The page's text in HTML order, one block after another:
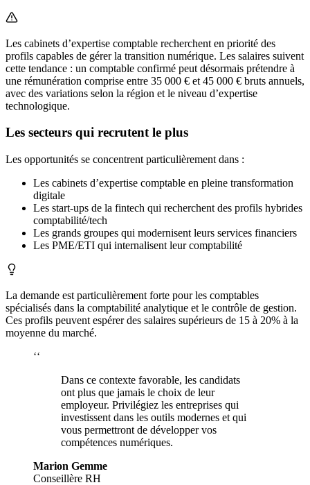
Les cabinets d’expertise comptable recherchent en priorité des
profils capables de gérer la transition numérique. Les salaires suivent
cette tendance : un comptable confirmé peut désormais prétendre à
une rémunération comprise entre 35 000 € et 45 000 € bruts annuels,
avec des variations selon la région et le niveau d’expertise
technologique.
Les secteurs qui recrutent le plus
Les opportunités se concentrent particulièrement dans :
Les cabinets d’expertise comptable en pleine transformation
digitale
Les start-ups de la fintech qui recherchent des profils hybrides
comptabilité/tech
Les grands groupes qui modernisent leurs services financiers
Les PME/ETI qui internalisent leur comptabilité
La demande est particulièrement forte pour les comptables
spécialisés dans la comptabilité analytique et le contrôle de gestion.
Ces profils peuvent espérer des salaires supérieurs de 15 à 20% à la
moyenne du marché.
‘‘
Dans ce contexte favorable, les candidats
ont plus que jamais le choix de leur
employeur. Privilégiez les entreprises qui
investissent dans les outils modernes et qui
vous permettront de développer vos
compétences numériques.
Marion Gemme
Conseillère RH